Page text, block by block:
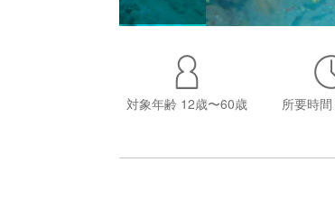
対象年齢 12歳〜60歳 所要時間